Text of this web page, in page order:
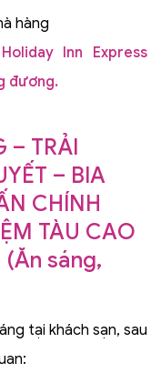
hàng
Inn Express
đương.
– TRẢI
– BIA
CHÍNH
TÀU CAO
sáng,
tại khách sạn, sau